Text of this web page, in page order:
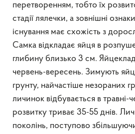
перетворенням, тобто їх
стадії лялечки, а зовнішні
існування має схожість з
Самка відкладає яйця в
глибину близько 3 см.
червень-вересень. Зимують
грунту, найчастіше незораних
личинок відбувається в травні-
розвитку триває 35-55 днів.
поколінь, поступово